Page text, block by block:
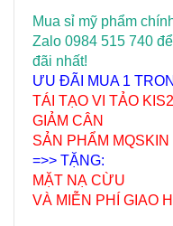
Mua sỉ mỹ phẩm
Zalo 0984 515 740
đãi nhất!
ƯU ĐÃI MUA 1
TÁI TẠO VI TẢO
GIẢM CÂN
SẢN PHẨM MQSKIN
=>> TẶNG:
MẶT NẠ CỪU
VÀ MIỄN PHÍ GIAO